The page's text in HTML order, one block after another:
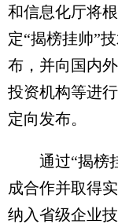
和信息化厅将
定“揭榜挂帅”
布，并向国内
投资机构等进
定向发布。
通过“揭榜挂
成合作并取得
纳入省级企业